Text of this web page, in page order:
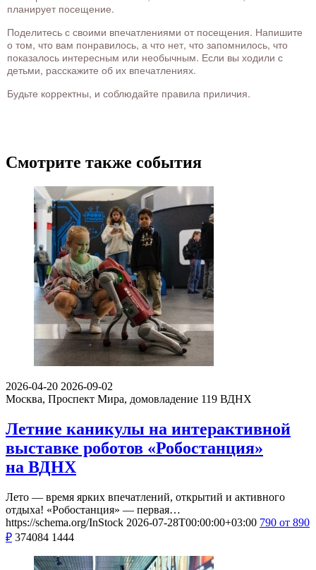
планирует посещение.
Поделитесь с своими впечатлениями от посещения. Напишите
о том, что вам понравилось, а что нет, что запомнилось, что
показалось интересным или необычным. Если вы ходили с
детьми, расскажите об их впечатлениях.
Будьте корректны, и соблюдайте правила приличия.
Смотрите также события
2026-04-20 2026-09-02
Москва, Проспект Мира, домовладение 119 ВДНХ
Летние каникулы на интерактивной
выставке роботов «Робостанция»
на ВДНХ
Лето — время ярких впечатлений, открытий и активного
отдыха! «Робостанция» — первая…
https://schema.org/InStock 2026-07-28T00:00:00+03:00 790 от 890
₽ 374084 1444